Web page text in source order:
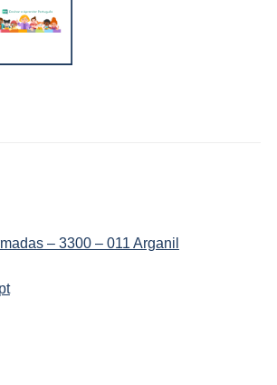
– 3300 – 011 Arganil